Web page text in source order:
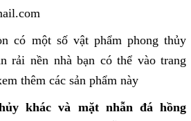
có một số vật phẩm phong thủy
rải nền nhà bạn có thể vào trang
thêm các sản phẩm này
khác và mặt nhẫn đá hồng